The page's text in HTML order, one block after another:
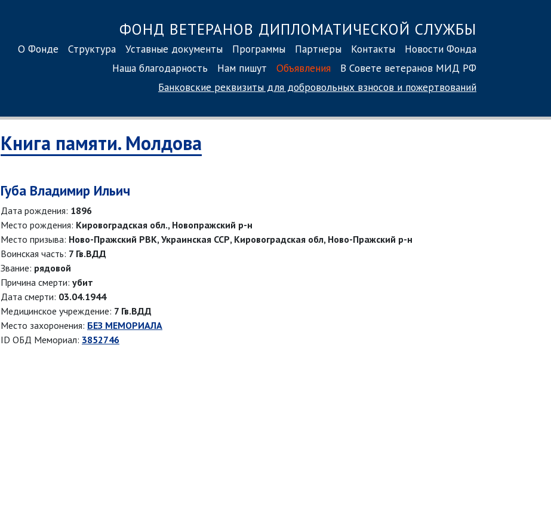
ФОНД ВЕТЕРАНОВ ДИПЛОМАТИЧЕСКОЙ СЛУЖБЫ
О Фонде Структура Уставные документы Программы Партнеры Контакты
Новости Фонда
Наша благодарность
Нам пишут Объявления
В Совете ветеранов МИД РФ
Банковские реквизиты для добровольных взносов и пожертвований
Книга памяти. Молдова
Губа Владимир Ильич
Дата рождения: 1896
Место рождения: Кировоградская обл., Новопражский р-н
Место призыва: Ново-Пражский РВК, Украинская ССР, Кировоградская обл, Ново-Пражский р-н
Воинская часть: 7 Гв.ВДД
Звание: рядовой
Причина смерти: убит
Дата смерти: 03.04.1944
Медицинское учреждение: 7 Гв.ВДД
Место захоронения: БЕЗ МЕМОРИАЛА
ID ОБД Мемориал: 3852746